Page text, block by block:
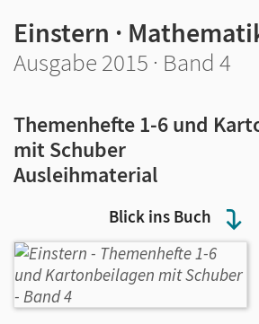
Blick ins Buch
Einstern ·
Ausgabe 2015 · Band 4
Themenhefte 1-6 und
mit Schuber
Ausleihmaterial